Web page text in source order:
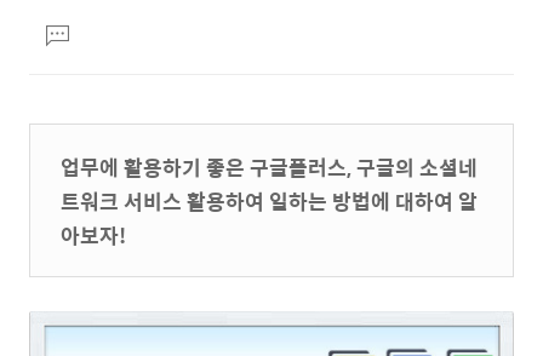
문댓
글
업무에 활용하기 좋은 구글플러스, 구글의 소셜네
트워크 서비스 활용하여 일하는 방법에 대하여 알
아보자!